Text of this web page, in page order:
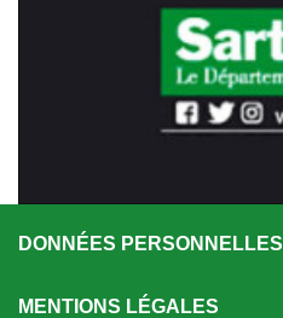
DONNÉES PERSONNELLES
MENTIONS LÉGALES